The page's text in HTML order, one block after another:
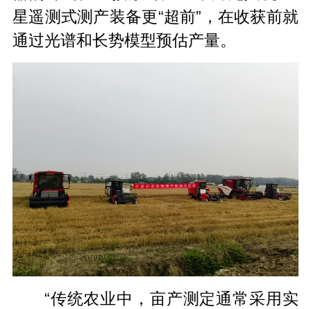
星遥测式测产装备更“超前”，在收获前就
通过光谱和长势模型预估产量。
“传统农业中，亩产测定通常采用实